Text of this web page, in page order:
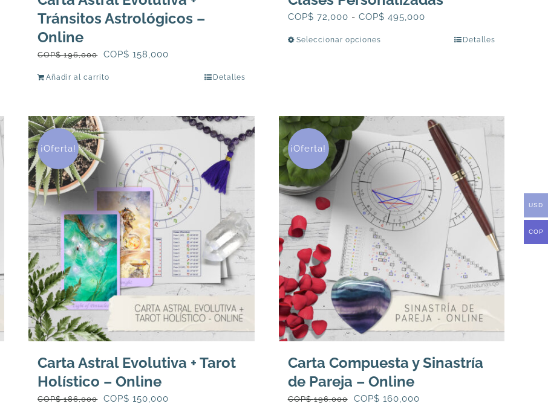
Tránsitos Astrológicos –
Online
COP$196,000
El
COP$
196,000.
COP$158,000
COP$
158,000.
Añadir al carrito Detalles
COP$ 72,000 - COP$ 495,000Rango
hasta
COP$
495,000
Seleccionar opcionesEste
opciones
se
pueden
elegir
en
la
página
de
producto
Detalles
¡Oferta!
Carta Astral Evolutiva + Tarot
Holístico – Online
COP$186,000
El
COP$150,000
¡Oferta!
Carta Compuesta y Sinastría
de Pareja – Online
COP$196,000
El
COP$ 160,000El
USD
COP